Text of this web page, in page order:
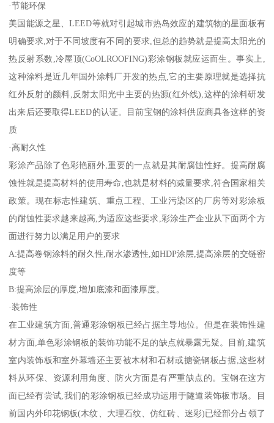
·节能环保
美国能源之星、LEED等就对引起城市热岛效应的建筑物的星面板有
明确要求,对于不同坡度有不同的要求,但总的趋势就是提高太阳光的
热反射系数,冷屋顶(CoOLROOFING)彩涂钢板就应运而生。事实上,
这种涂料是近几年国外涂料厂开发的热点,它的主要原理就是选择抗
红外反射的颜料,反射太阳光中主要的热源(红外线),这样的涂料研发
出来后还要取得LEED的认证。目前宝钢的涂料供应商具备这样的资
质
·高耐久性
彩涂产品除了色彩艳丽外,重要的一点就是其耐腐蚀性好。提高耐腐
蚀性就是提高材料的使用寿命,也就是材料的减量要求,符合国家相关
政策。现在标志性建筑、重点工程、工业污染区的厂房等对彩涂板
的耐蚀性要求越来越高,为适应这些要求,彩涂生产企业从下面两个方
面进行努力以满足用户的要求
A:提高卷钢涂料的耐久性,耐水渗透性,如HDP涂层,提高涂层的交链密
度等
B:提高涂层的厚度,增加底漆和面漆厚度。
·装饰性
在工业建筑方面,普通彩涂钢板已经占据主导地位。但是在装饰性建
材方面,单色彩涂钢板的装饰功能不足的缺点就暴露无疑。目前,建筑
室内装饰板和室外幕墙还主要被木材和石材或搪瓷钢板占据,这些材
料从环保、资源利用角度、防火方面是有严重缺点的。宝钢在这方
面已经有尝试,我们的彩涂钢板已经成功运用于隧道装饰板市场。目
前国内外印花钢板(木纹、大理石纹、仿红砖、迷彩)已经部分占领了